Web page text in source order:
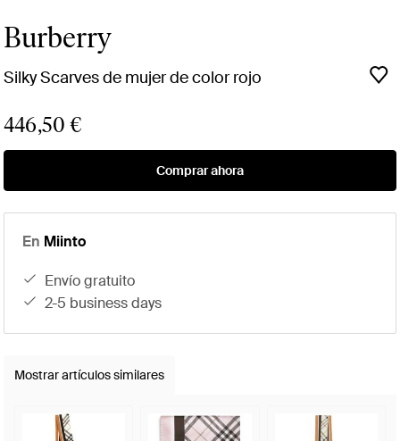
Burberry
Silky Scarves de mujer de color rojo
446,50 €
Comprar ahora
En Miinto
envío gratuito
2-5 business days
Mostrar artículos similares